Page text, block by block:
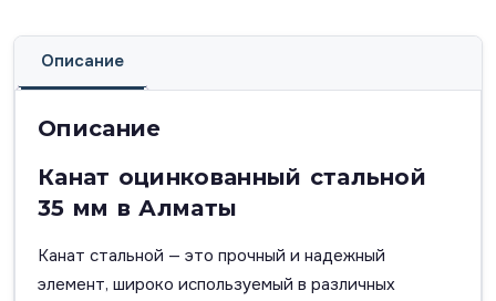
Описание
Описание
Канат оцинкованный стальной
35 мм в Алматы
Канат стальной — это прочный и надежный
элемент, широко используемый в различных